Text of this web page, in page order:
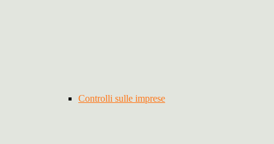
Controlli sulle imprese